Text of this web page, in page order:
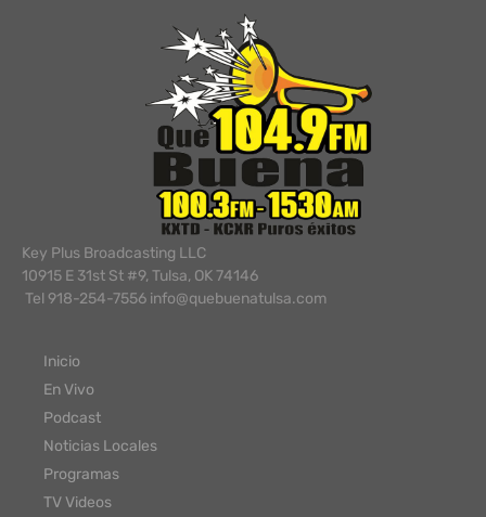
Key Plus Broadcasting LLC
10915 E 31st St #9, Tulsa, OK 74146
Tel 918-254-7556 info@quebuenatulsa.com
Inicio
En Vivo
Podcast
Noticias Locales
Programas
TV Videos